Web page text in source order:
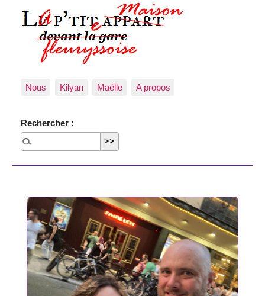
Nous Kilyan Maëlle A propos
Rechercher :